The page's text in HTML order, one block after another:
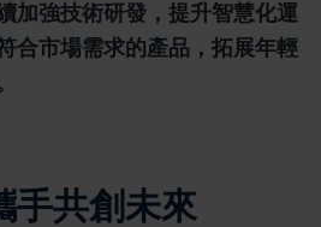
加強技術研發，提升智慧化運
合市場需求的產品，拓展年輕
手共創未來